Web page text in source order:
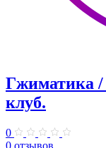
Гжиматика
клуб.
0
0 отзывов